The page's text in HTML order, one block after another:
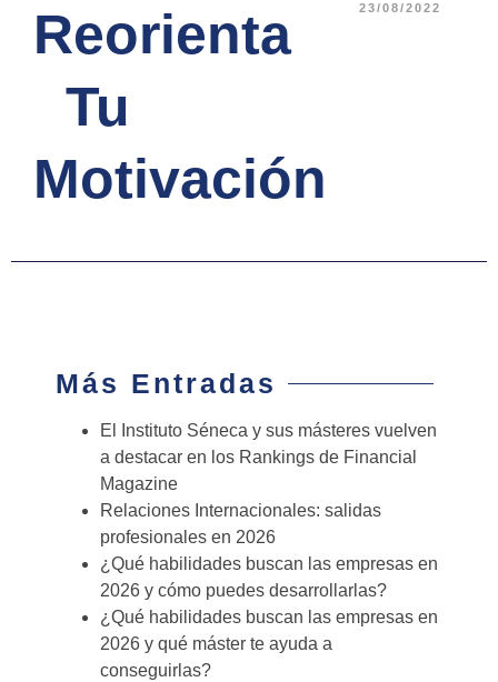
Reorienta
Tu
Motivación
23/08/2022
Más Entradas
El Instituto Séneca y sus másteres vuelven
a destacar en los Rankings de Financial
Magazine
Relaciones Internacionales: salidas
profesionales en 2026
¿Qué habilidades buscan las empresas en
2026 y cómo puedes desarrollarlas?
¿Qué habilidades buscan las empresas en
2026 y qué máster te ayuda a
conseguirlas?